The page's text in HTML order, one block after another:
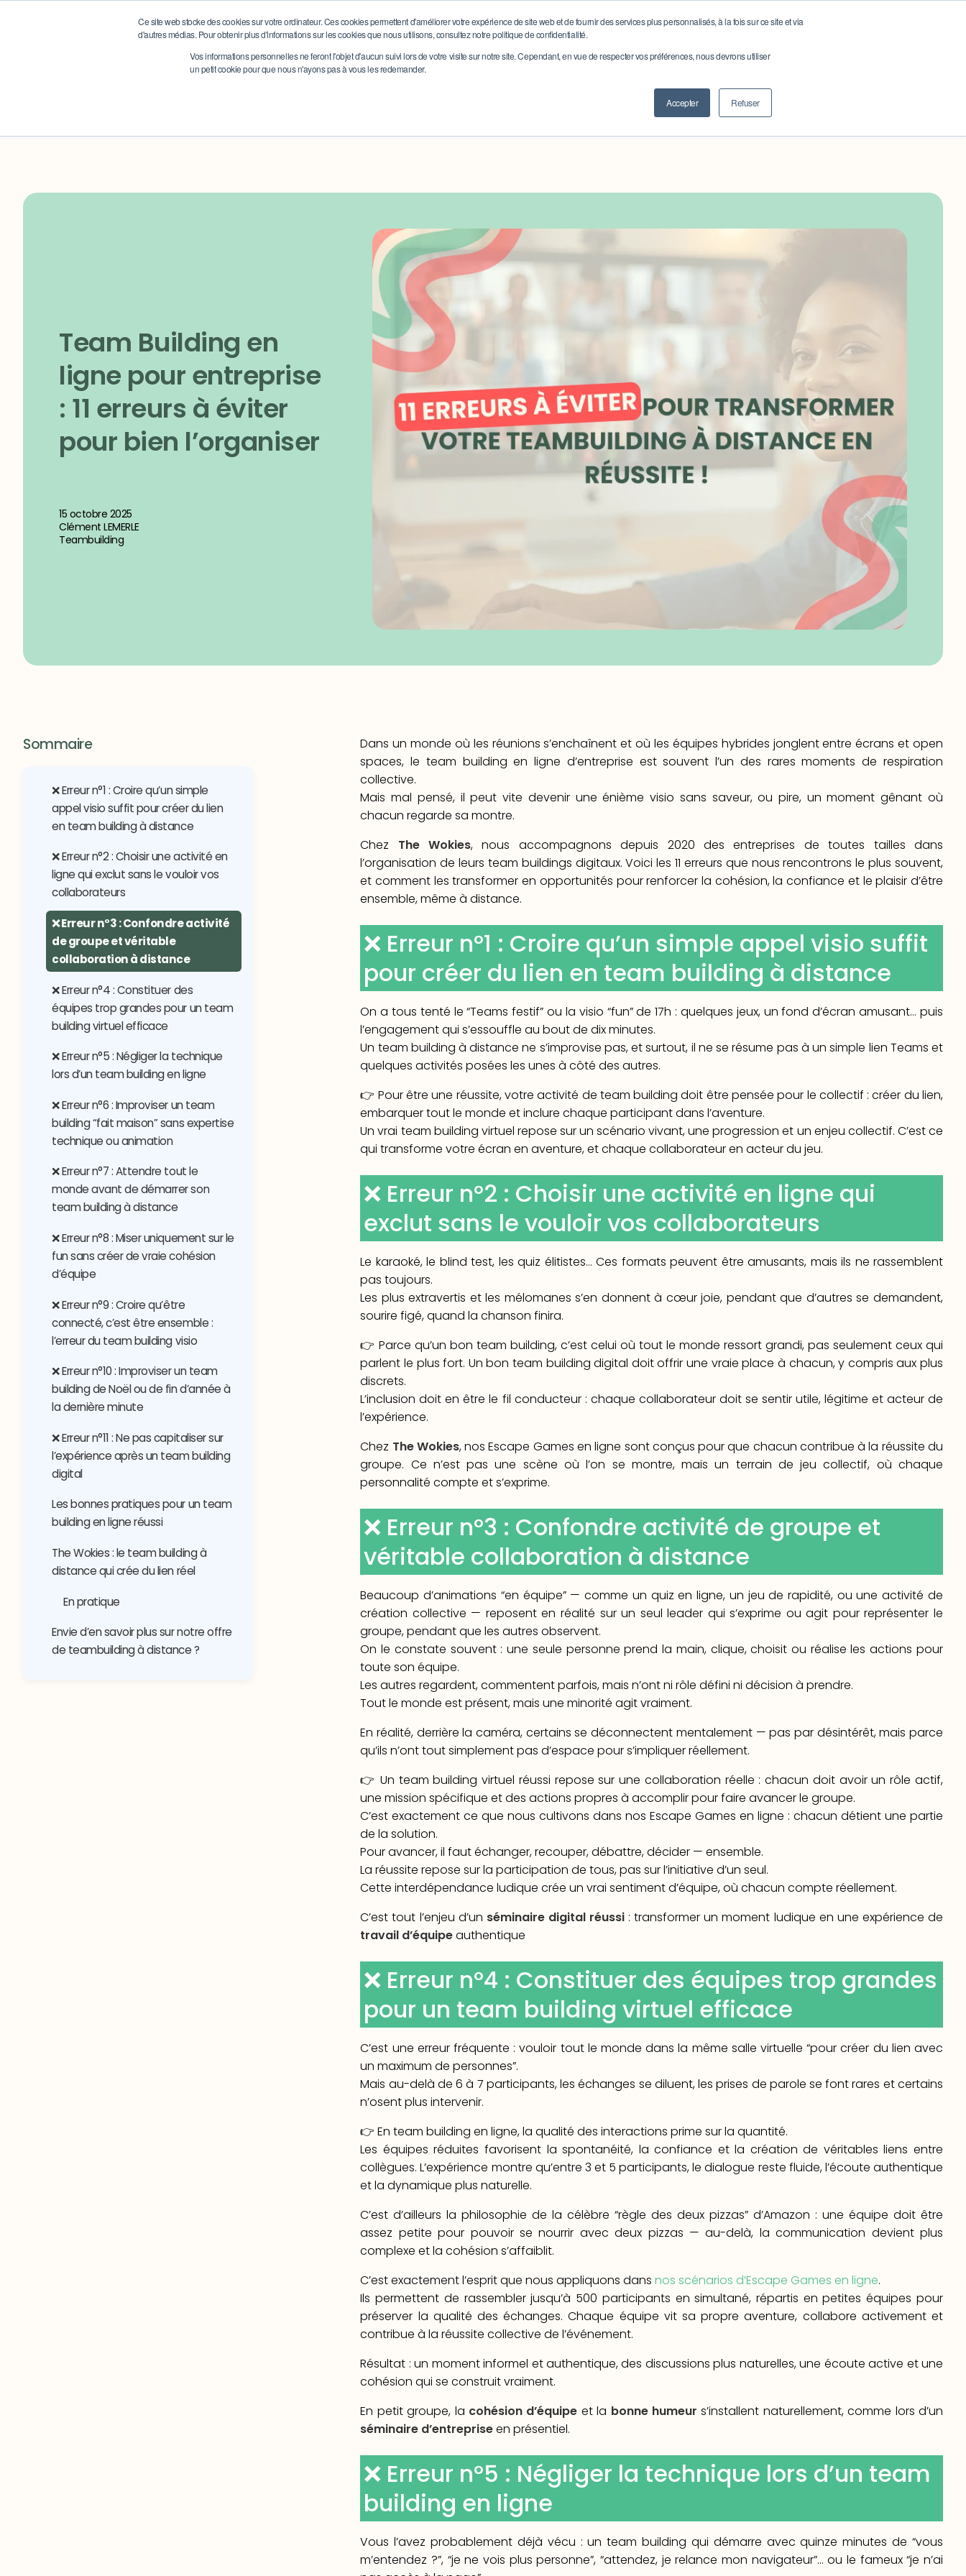
Ce site web stocke des cookies sur votre ordinateur. Ces cookies permettent d'améliorer votre expérience de site web et de fournir des services plus personnalisés, à la fois sur ce site et via
d'autres médias. Pour obtenir plus d'informations sur les cookies que nous utilisons, consultez notre politique de confidentialité.
Vos informations personnelles ne feront l'objet d'aucun suivi lors de votre visite sur notre site. Cependant, en vue de respecter vos préférences, nous devrons utiliser
un petit cookie pour que nous n'ayons pas à vous les redemander.
Accepter Refuser
SENSIBILISATION TEAMBUILDING
Team Building en
ligne pour entreprise
: 11 erreurs à éviter
pour bien l’organiser
15 octobre 2025
Clément LEMERLE
Teambuilding
Sommaire
❌ Erreur n°1 : Croire qu’un simple
appel visio suffit pour créer du lien
en team building à distance
❌ Erreur n°2 : Choisir une activité en
ligne qui exclut sans le vouloir vos
collaborateurs
❌ Erreur n°3 : Confondre activité
de groupe et véritable
collaboration à distance
❌ Erreur n°4 : Constituer des
équipes trop grandes pour un team
building virtuel efficace
❌ Erreur n°5 : Négliger la technique
lors d’un team building en ligne
❌ Erreur n°6 : Improviser un team
building “fait maison” sans expertise
technique ou animation
❌ Erreur n°7 : Attendre tout le
monde avant de démarrer son
team building à distance
❌ Erreur n°8 : Miser uniquement sur le
fun sans créer de vraie cohésion
d’équipe
❌ Erreur n°9 : Croire qu’être
connecté, c’est être ensemble :
l’erreur du team building visio
❌ Erreur n°10 : Improviser un team
building de Noël ou de fin d’année à
la dernière minute
❌ Erreur n°11 : Ne pas capitaliser sur
l’expérience après un team building
digital
Les bonnes pratiques pour un team
building en ligne réussi
The Wokies : le team building à
distance qui crée du lien réel
En pratique
Envie d’en savoir plus sur notre offre
de teambuilding à distance ?
Dans un monde où les réunions s’enchaînent et où les équipes hybrides jonglent entre écrans et open
spaces, le team building en ligne d’entreprise est souvent l’un des rares moments de respiration
collective.
Mais mal pensé, il peut vite devenir une énième visio sans saveur, ou pire, un moment gênant où
chacun regarde sa montre.
Chez The Wokies, nous accompagnons depuis 2020 des entreprises de toutes tailles dans
l’organisation de leurs team buildings digitaux. Voici les 11 erreurs que nous rencontrons le plus souvent,
et comment les transformer en opportunités pour renforcer la cohésion, la confiance et le plaisir d’être
ensemble, même à distance.
❌ Erreur n°1 : Croire qu’un simple appel visio suffit
pour créer du lien en team building à distance
On a tous tenté le “Teams festif” ou la visio “fun” de 17h : quelques jeux, un fond d’écran amusant… puis
l’engagement qui s’essouffle au bout de dix minutes.
Un team building à distance ne s’improvise pas, et surtout, il ne se résume pas à un simple lien Teams et
quelques activités posées les unes à côté des autres.
👉 Pour être une réussite, votre activité de team building doit être pensée pour le collectif : créer du lien,
embarquer tout le monde et inclure chaque participant dans l’aventure.
Un vrai team building virtuel repose sur un scénario vivant, une progression et un enjeu collectif. C’est ce
qui transforme votre écran en aventure, et chaque collaborateur en acteur du jeu.
❌ Erreur n°2 : Choisir une activité en ligne qui
exclut sans le vouloir vos collaborateurs
Le karaoké, le blind test, les quiz élitistes… Ces formats peuvent être amusants, mais ils ne rassemblent
pas toujours.
Les plus extravertis et les mélomanes s’en donnent à cœur joie, pendant que d’autres se demandent,
sourire figé, quand la chanson finira.
👉 Parce qu’un bon team building, c’est celui où tout le monde ressort grandi, pas seulement ceux qui
parlent le plus fort. Un bon team building digital doit offrir une vraie place à chacun, y compris aux plus
discrets.
L’inclusion doit en être le fil conducteur : chaque collaborateur doit se sentir utile, légitime et acteur de
l’expérience.
Chez The Wokies, nos Escape Games en ligne sont conçus pour que chacun contribue à la réussite du
groupe. Ce n’est pas une scène où l’on se montre, mais un terrain de jeu collectif, où chaque
personnalité compte et s’exprime.
❌ Erreur n°3 : Confondre activité de groupe et
véritable collaboration à distance
Beaucoup d’animations “en équipe” — comme un quiz en ligne, un jeu de rapidité, ou une activité de
création collective — reposent en réalité sur un seul leader qui s’exprime ou agit pour représenter le
groupe, pendant que les autres observent.
On le constate souvent : une seule personne prend la main, clique, choisit ou réalise les actions pour
toute son équipe.
Les autres regardent, commentent parfois, mais n’ont ni rôle défini ni décision à prendre.
Tout le monde est présent, mais une minorité agit vraiment.
En réalité, derrière la caméra, certains se déconnectent mentalement — pas par désintérêt, mais parce
qu’ils n’ont tout simplement pas d’espace pour s’impliquer réellement.
👉 Un team building virtuel réussi repose sur une collaboration réelle : chacun doit avoir un rôle actif,
une mission spécifique et des actions propres à accomplir pour faire avancer le groupe.
C’est exactement ce que nous cultivons dans nos Escape Games en ligne : chacun détient une partie
de la solution.
Pour avancer, il faut échanger, recouper, débattre, décider — ensemble.
La réussite repose sur la participation de tous, pas sur l’initiative d’un seul.
Cette interdépendance ludique crée un vrai sentiment d’équipe, où chacun compte réellement.
C’est tout l’enjeu d’un séminaire digital réussi : transformer un moment ludique en une expérience de
travail d’équipeauthentique
❌ Erreur n°4 : Constituer des équipes trop grandes
pour un team building virtuel efficace
C’est une erreur fréquente : vouloir tout le monde dans la même salle virtuelle “pour créer du lien avec
un maximum de personnes”.
Mais au-delà de 6 à 7 participants, les échanges se diluent, les prises de parole se font rares et certains
n’osent plus intervenir.
👉 En team building en ligne, la qualité des interactions prime sur la quantité.
Les équipes réduites favorisent la spontanéité, la confiance et la création de véritables liens entre
collègues. L’expérience montre qu’entre 3 et 5 participants, le dialogue reste fluide, l’écoute authentique
et la dynamique plus naturelle.
C’est d’ailleurs la philosophie de la célèbre “règle des deux pizzas” d’Amazon : une équipe doit être
assez petite pour pouvoir se nourrir avec deux pizzas — au-delà, la communication devient plus
complexe et la cohésion s’affaiblit.
C’est exactement l’esprit que nous appliquons dansnos scénarios d’Escape Games en ligne.
Ils permettent de rassembler jusqu’à 500 participants en simultané, répartis en petites équipes pour
préserver la qualité des échanges. Chaque équipe vit sa propre aventure, collabore activement et
contribue à la réussite collective de l’événement.
Résultat : un moment informel et authentique, des discussions plus naturelles, une écoute active et une
cohésion qui se construit vraiment.
En petit groupe, la cohésion d’équipe et la bonne humeur s’installent naturellement, comme lors d’un
séminaire d’entrepriseen présentiel.
❌ Erreur n°5 : Négliger la technique lors d’un team
building en ligne
Vous l’avez probablement déjà vécu : un team building qui démarre avec quinze minutes de “vous
m’entendez ?”, “je ne vois plus personne”, “attendez, je relance mon navigateur”... ou le fameux “je n’ai